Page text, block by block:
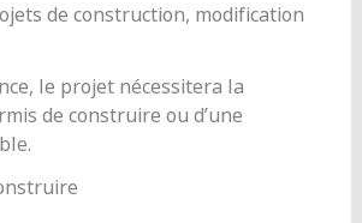
de construction, modification
le projet nécessitera la
de construire ou d’une